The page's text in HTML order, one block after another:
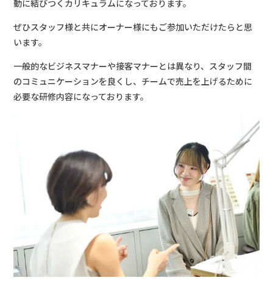
動に結びつくカリキュラムになっております。
ぜひスタッフ様と共にオーナー様にもご参加いただけたらと思
います。
一般的なビジネスマナーや接客マナーとは異なり、スタッフ間
のコミュニケーションを良くし、チームで売上を上げるために
必要な研修内容になっております。